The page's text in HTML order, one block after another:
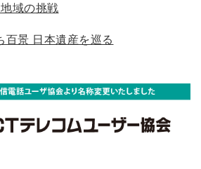
域の挑戦
百景 日本遺産を巡る